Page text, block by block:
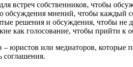
встреч собственников, чтобы
обсуждения мнений, чтобы каждый
решения и обсуждения, чтобы не
как голосование, чтобы прийти
юристов или медиаторов,
соглашения.